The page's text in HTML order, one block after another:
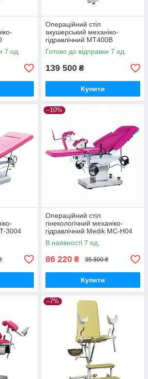
7 од.
Операційний стіл
акушерський механіко-
гідравлічний МТ400В
Медапаратура
Готово до відправки 7 од.
139 500 ₴
Купити
3004
–10%
Операційний стіл
гінекологічний механіко-
гідравлічний Medik MC-H04
Медапаратура
В наявності 7 од.
86 220 ₴ 95 800 ₴
Купити
–7%